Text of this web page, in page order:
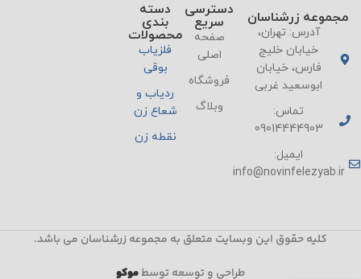
مجموعه زرشناسان
آدرس: تهران،
خیابان خلیج
فارس، خیابان
ابوسعید غربی
تماس:
09014444903
ایمیل:
info@novinfelezyab.ir
دسترسی
سریع
صفحه
اصلی
فروشگاه
وبلاگ
دسته
بندی
محصولات
فلزیاب
بوقی
ردیاب و
شعاع زن
نقطه زن
کلیه حقوق این وبسایت متعلق به مجموعه زرشناسان می باشد.
طراحی و توسعه توسطموکو